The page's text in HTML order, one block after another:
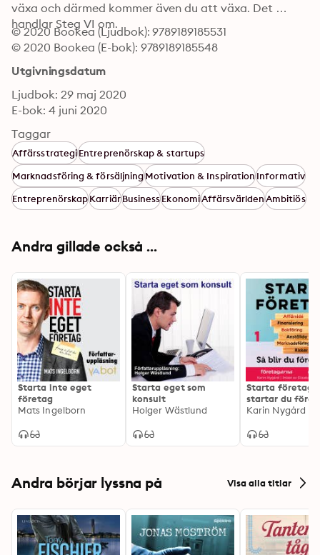
växa och därmed kommer även du att växa. Det
handlar Steg VI om.
© 2020 Bookea (Ljudbok): 9789189185531
© 2020 Bookea (E-bok): 9789189185548
Utgivningsdatum
Ljudbok: 29 maj 2020
E-bok: 4 juni 2020
Taggar
AffärsstrategiEntreprenörskap & startups
Marknadsföring & försäljningMotivation & InspirationInformativ
EntreprenörskapKarriärBusinessEkonomiAffärsvärldenAmbitiös
Andra gillade också ...
Starta inte eget
företag
Mats Ingelborn
Starta eget som
konsult
Holger Wästlund
Starta företag
startar du
Karin Nygård
Andra börjar lyssna på Visa alla titlar